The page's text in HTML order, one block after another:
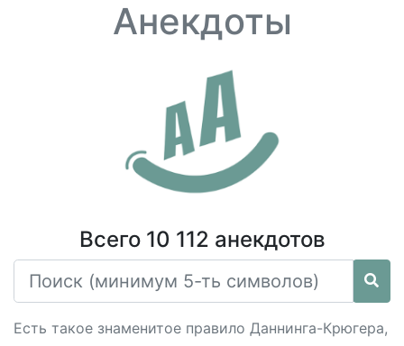
Анекдоты
Всего 10 112 анекдотов
Есть такое знаменитое правило Даннинга-Крюгера,